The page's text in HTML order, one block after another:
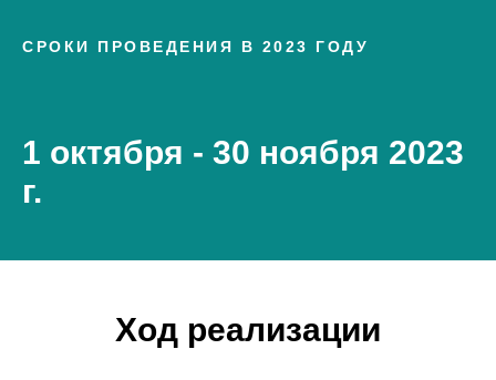
СРОКИ ПРОВЕДЕНИЯ В 2023 ГОДУ
1 октября - 30 ноября 2023
г.
Ход реализации